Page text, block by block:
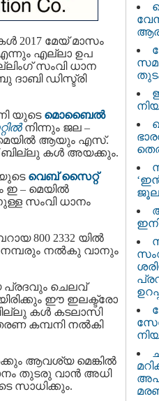
മേയ് മാസം
എല്ലാ ഉപ
സംവി ധാന
ഡിസ്ട്രി
യുടെ മൊബൈൽ
നിന്നും ജല –
മെയിൽ ആയും എസ്.
ബില്ലു കൾ അയക്കും.
വെബ് സൈറ്റ്
ഇ – മെയിൽ
സംവി ധാനം
800 2332 യില്‍
നമ്പരും നല്‍കു വാനും
ചെലവ്
ഈ ഇലക്ട്രോ
കൾ കടലാസി
കമ്പനി നൽകി
ആവശ്യ മെങ്കിൽ
തുടരു വാൻ അധി
സാധിക്കും.